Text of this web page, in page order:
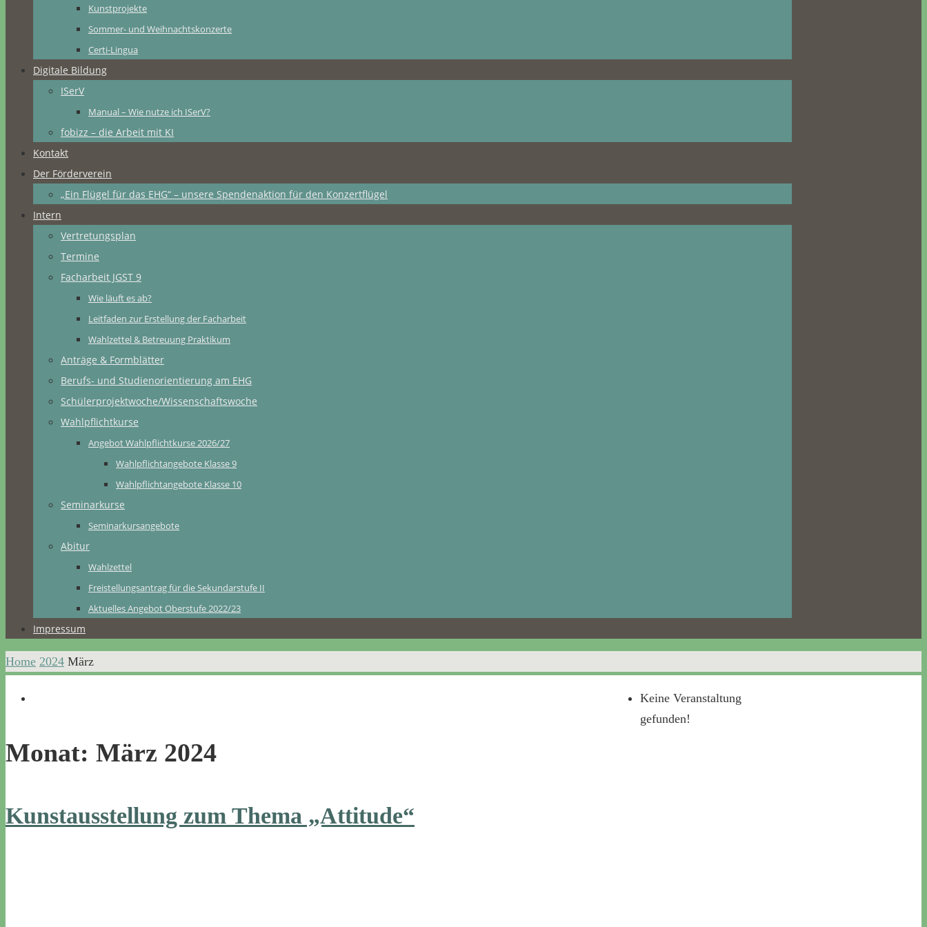
Kunstprojekte
Sommer- und Weihnachtskonzerte
Certi-Lingua
Digitale Bildung
ISerV
Manual – Wie nutze ich ISerV?
fobizz – die Arbeit mit KI
Kontakt
Der Förderverein
„Ein Flügel für das EHG“ – unsere Spendenaktion für den Konzertflügel
Intern
Vertretungsplan
Termine
Facharbeit JGST 9
Wie läuft es ab?
Leitfaden zur Erstellung der Facharbeit
Wahlzettel & Betreuung Praktikum
Anträge & Formblätter
Berufs- und Studienorientierung am EHG
Schülerprojektwoche/Wissenschaftswoche
Wahlpflichtkurse
Angebot Wahlpflichtkurse 2026/27
Wahlpflichtangebote Klasse 9
Wahlpflichtangebote Klasse 10
Seminarkurse
Seminarkursangebote
Abitur
Wahlzettel
Freistellungsantrag für die Sekundarstufe II
Aktuelles Angebot Oberstufe 2022/23
Impressum
Home 2024 März
Monat: März 2024
Kunstausstellung zum Thema „Attitude“
Keine Veranstaltung
gefunden!